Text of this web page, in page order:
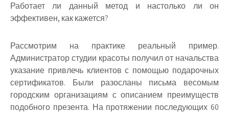
Работает ли данный метод и настолько ли он
эффективен, как кажется?
Рассмотрим на практике реальный пример.
Администратор студии красоты получил от начальства
указание привлечь клиентов с помощью подарочных
сертификатов. Были разосланы письма весомым
городским организациям с описанием преимуществ
подобного презента. На протяжении последующих 60